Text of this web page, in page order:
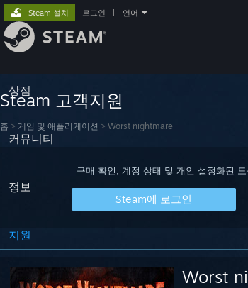
상점
커뮤니티
정보
지원
Steam 설치 로그인 언어
Steam 고객지원
홈 > 게임 및 애플리케이션 > Worst nightmare
구매 확인, 계정 상태 및 개인 설정화된
Steam에 로그인
Worst